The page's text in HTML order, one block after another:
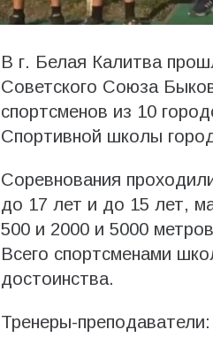
В г. Белая Калитва
Советского Союза
спортсменов из 10
Спортивной школы
Соревнования
до 17 лет и до 15 лет,
500 и 2000 и 5000
Всего спортсменами
достоинства.
Тренеры-